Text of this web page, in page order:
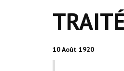
10 Août 1920